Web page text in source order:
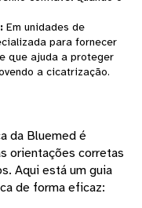
:Em unidades de
para fornecer
que ajuda a proteger
a cicatrização.
da Bluemed ​​é
orientações corretas
Aqui está um guia
de forma eficaz: